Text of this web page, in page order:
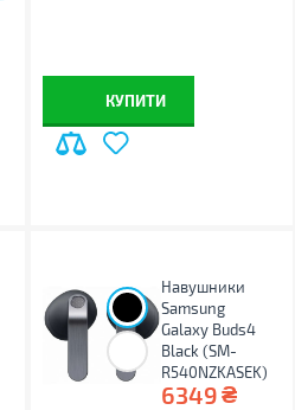
КУПИТИ
Навушники
Samsung
Galaxy Buds4
Black (SM-
R540NZKASEK)
6349₴